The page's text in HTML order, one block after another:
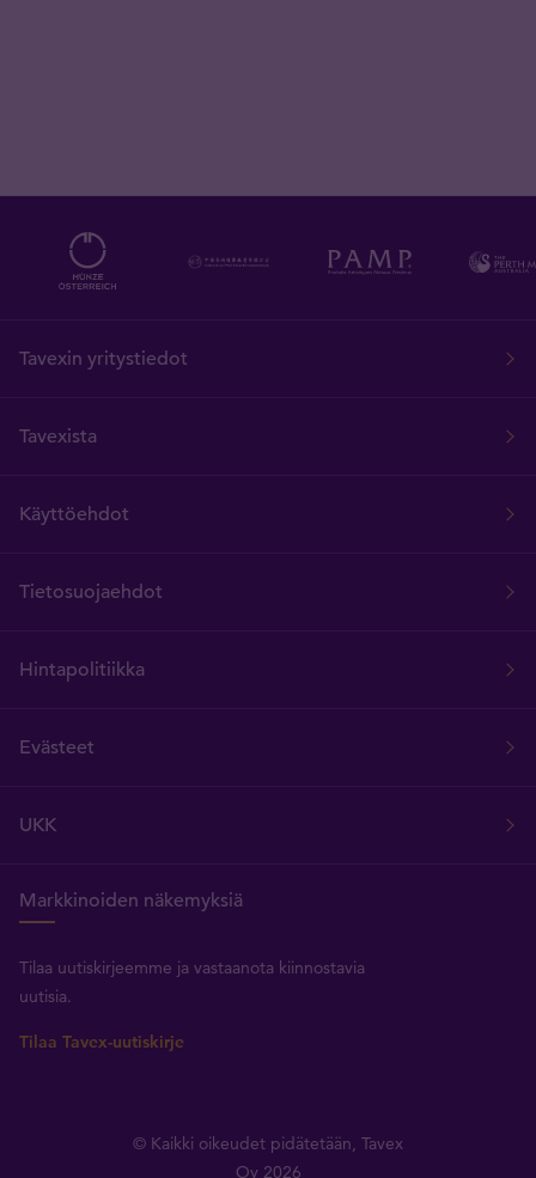
Tavexin yritystiedot
Tavexista
Käyttöehdot
Tietosuojaehdot
Hintapolitiikka
Evästeet
UKK
Markkinoiden näkemyksiä
Tilaa uutiskirjeemme ja vastaanota kiinnostavia
uutisia.
Tilaa Tavex-uutiskirje
© Kaikki oikeudet pidätetään, Tavex
Oy 2026